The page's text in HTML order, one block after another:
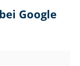
Google